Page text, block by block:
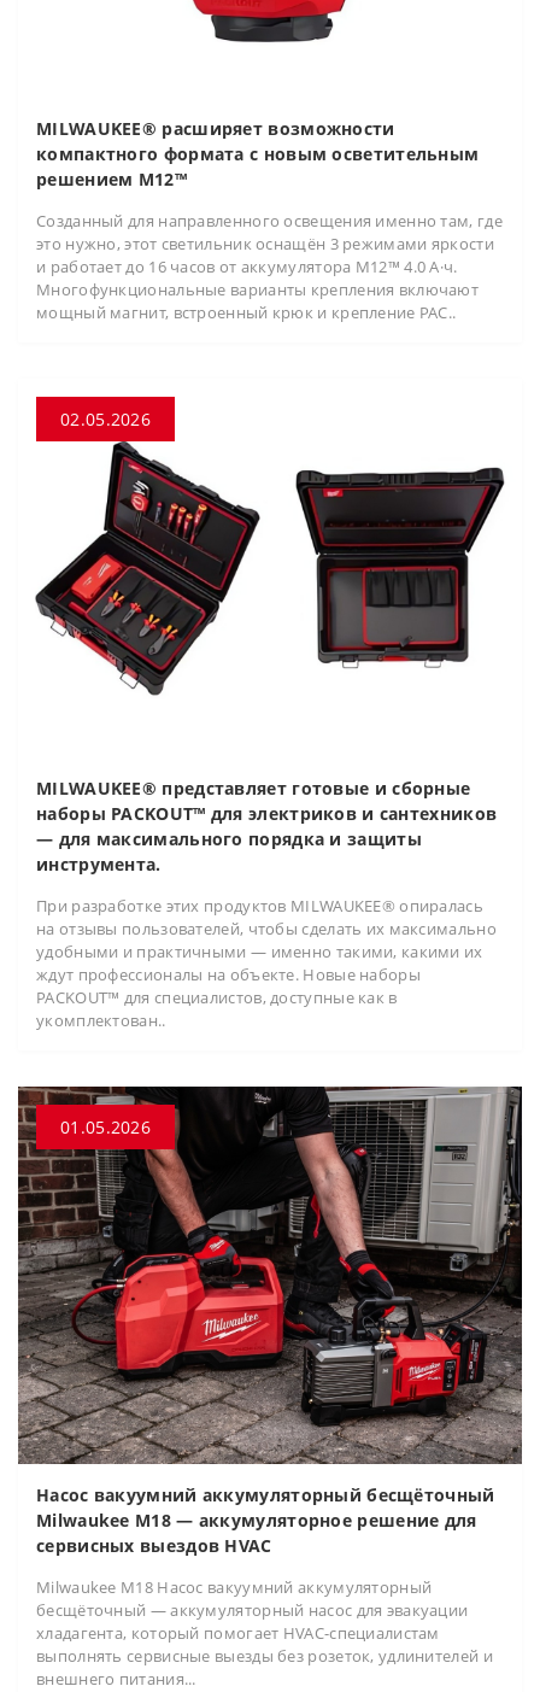
MILWAUKEE® расширяет возможности
компактного формата с новым осветительным
решением M12™
Созданный для направленного освещения именно там, где
это нужно, этот светильник оснащён 3 режимами яркости
и работает до 16 часов от аккумулятора M12™ 4.0 А·ч.
Многофункциональные варианты крепления включают
мощный магнит, встроенный крюк и крепление PAC..
02.05.2026
MILWAUKEE® представляет готовые и сборные
наборы PACKOUT™ для электриков и сантехников
— для максимального порядка и защиты
инструмента.
При разработке этих продуктов MILWAUKEE® опиралась
на отзывы пользователей, чтобы сделать их максимально
удобными и практичными — именно такими, какими их
ждут профессионалы на объекте. Новые наборы
PACKOUT™ для специалистов, доступные как в
укомплектован..
01.05.2026
Насос вакуумний аккумуляторный бесщёточный
Milwaukee M18 — аккумуляторное решение для
сервисных выездов HVAC
Milwaukee M18 Насос вакуумний аккумуляторный
бесщёточный — аккумуляторный насос для эвакуации
хладагента, который помогает HVAC-специалистам
выполнять сервисные выезды без розеток, удлинителей и
внешнего питания...